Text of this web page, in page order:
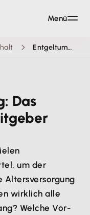
Entgeltumwandlung
Das
um der
Altersversorgung
wirklich alle
Welche Vor-
Menü